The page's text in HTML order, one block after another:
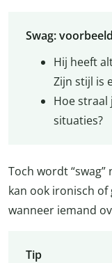
Swag:
Hij heeft
Zijn stijl is
Hoe straal
situaties?
Toch wordt
kan ook ironisch
wanneer iemand
Tip